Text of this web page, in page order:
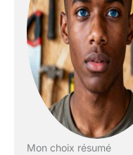
Mon choix résumé